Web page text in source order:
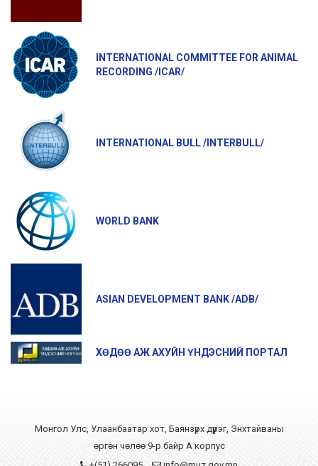
INTERNATIONAL COMMITTEE FOR ANIMAL
RECORDING /ICAR/
INTERNATIONAL BULL /INTERBULL/
WORLD BANK
ASIAN DEVELOPMENT BANK /ADB/
ХӨДӨӨ АЖ АХУЙН ҮНДЭСНИЙ ПОРТАЛ
Монгол Улс, Улаанбаатар хот, Баянзүрх дүүрэг, Энхтайваны
өргөн чөлөө 9-р байр А корпус